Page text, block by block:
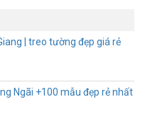
| treo tường đẹp giá rẻ
Ngãi +100 mẫu đẹp rẻ nhất